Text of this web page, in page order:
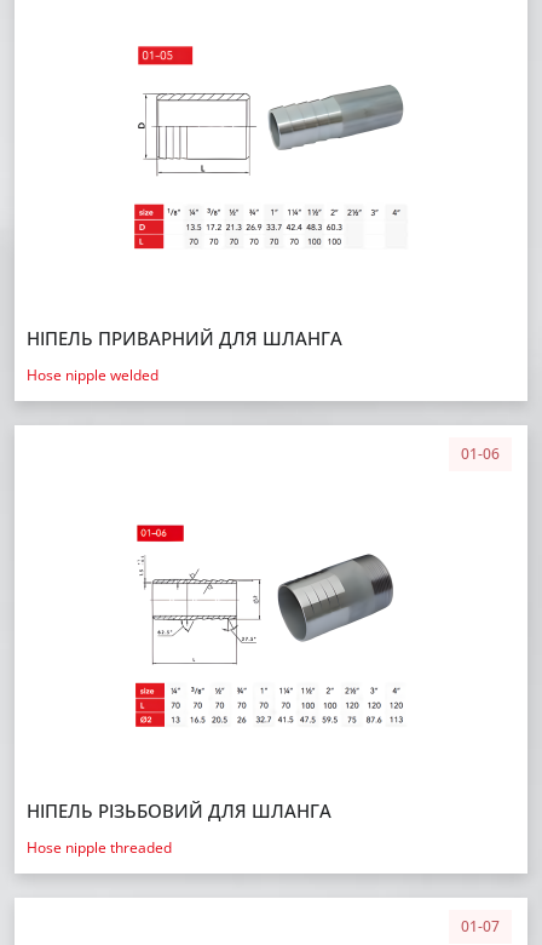
НІПЕЛЬ ПРИВАРНИЙ ДЛЯ ШЛАНГА
Hose nipple welded
01-06
НІПЕЛЬ РІЗЬБОВИЙ ДЛЯ ШЛАНГА
Hose nipple threaded
01-07